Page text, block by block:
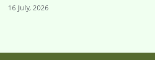
16 July, 2026